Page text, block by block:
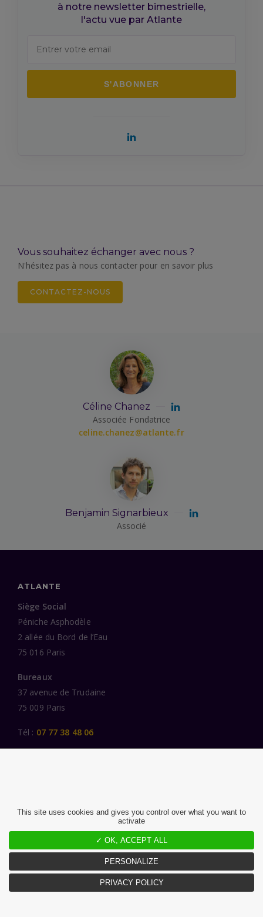
à notre newsletter bimestrielle,
l'actu vue par Atlante
Vous souhaitez échanger avec nous ?
N'hésitez pas à nous contacter pour en savoir plus
CONTACTEZ-NOUS
Céline Chanez
Associée Fondatrice
celine.chanez@atlante.fr
Benjamin Signarbieux
Associé
ATLANTE
Siège Social
Péniche Asphodèle
2 allée du Bord de l’Eau
75 016 Paris
Bureaux
37 avenue de Trudaine
75 009 Paris
Tél : 07 77 38 48 06
DES FEMMES ET DES HOMMES ENGAGÉS
This site uses cookies and gives you control over what you want to
activate
✓ OK, ACCEPT ALL
PERSONALIZE
PRIVACY POLICY